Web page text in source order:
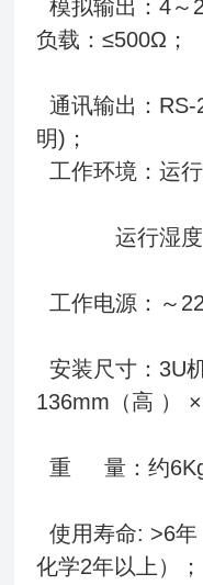
模拟输出：4～
负载
通讯输出：
明
工作环境：运
运行湿度：
工作电源：～
安装尺寸：3U
136mm（高 ） ×
重 量：约6Kg
使用寿命: >6
化学2年